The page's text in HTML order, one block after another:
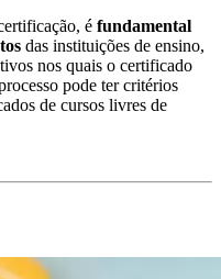
é fundamental
das instituições de ensino,
nos quais o certificado
pode ter critérios
de cursos livres de